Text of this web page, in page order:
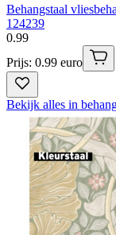
Behangstaal
124239
0.99
Prijs: 0.99 euro
Bekijk alles in